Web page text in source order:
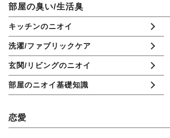
部屋の臭い/生活臭
キッチンのニオイ
洗濯/ファブリックケア
玄関/リビングのニオイ
部屋のニオイ基礎知識
恋愛